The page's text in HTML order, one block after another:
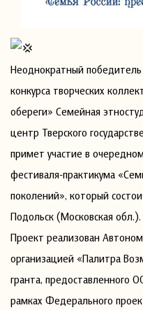
Неоднократный
конкурса творческих
обереги» Семейная
центр Тверского
примет участие в
фестиваля-практикума
поколений», который
Подольск (Московская обл.).
Проект реализован
организацией «Палитра
гранта, предоставленного
рамках Федерального